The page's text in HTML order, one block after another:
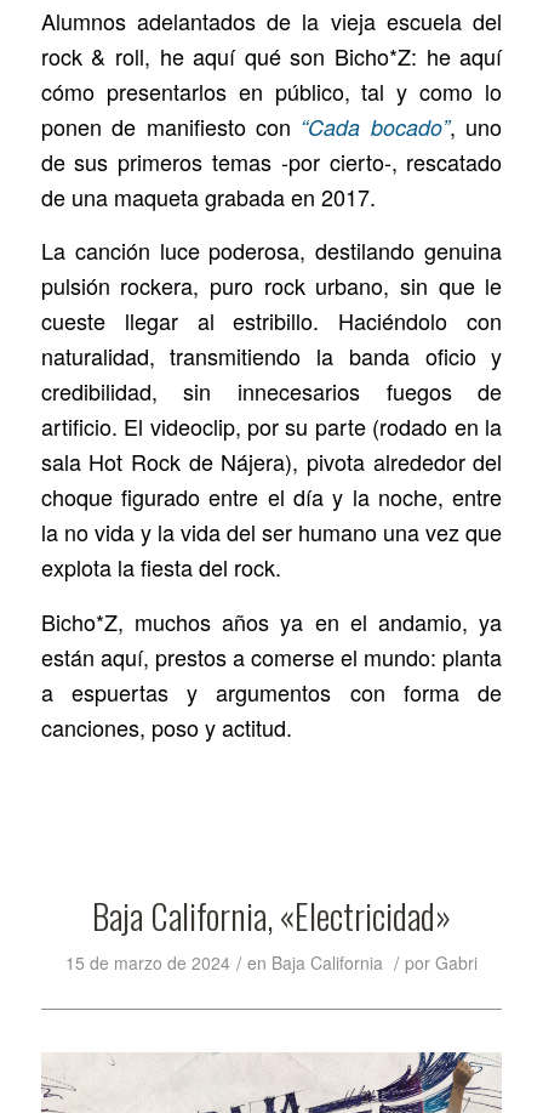
Alumnos adelantados de la vieja escuela del
rock & roll, he aquí qué son Bicho*Z: he aquí
cómo presentarlos en público, tal y como lo
ponen de manifiesto con “Cada bocado”, uno
de sus primeros temas -por cierto-, rescatado
de una maqueta grabada en 2017.
La canción luce poderosa, destilando genuina
pulsión rockera, puro rock urbano, sin que le
cueste llegar al estribillo. Haciéndolo con
naturalidad, transmitiendo la banda oficio y
credibilidad, sin innecesarios fuegos de
artificio. El videoclip, por su parte (rodado en la
sala Hot Rock de Nájera), pivota alrededor del
choque figurado entre el día y la noche, entre
la no vida y la vida del ser humano una vez que
explota la fiesta del rock.
Bicho*Z, muchos años ya en el andamio, ya
están aquí, prestos a comerse el mundo: planta
a espuertas y argumentos con forma de
canciones, poso y actitud.
Baja California, «Electricidad»
15 de marzo de 2024 / en Baja California / por Gabri